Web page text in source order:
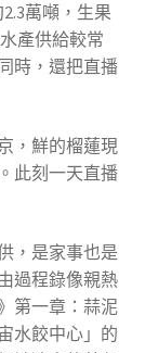
萬噸，生果
產供給較常
時，還把直播
，鮮的榴蓮現
此刻一天直播
，是家事也是
過程錄像親熱
第一章：蒜泥
水餃中心」的